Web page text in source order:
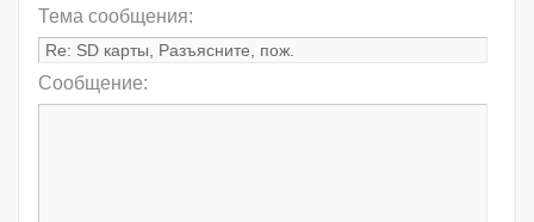
Тема сообщения:
Сообщение: